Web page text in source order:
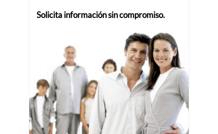
Solicita información sin compromiso.